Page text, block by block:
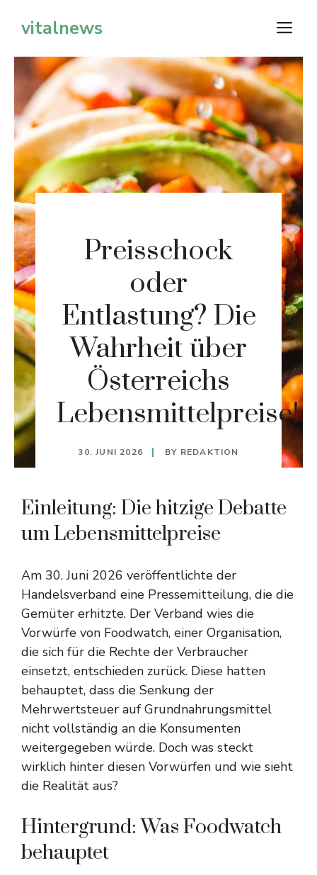
Inhaltvitalnews
Preisschock
oder
Entlastung? Die
Wahrheit über
Österreichs
Lebensmittelpreise!
30. JUNI 2026 BY REDAKTION
Einleitung: Die hitzige Debatte
um Lebensmittelpreise
Am 30. Juni 2026 veröffentlichte der
Handelsverband eine Pressemitteilung, die die
Gemüter erhitzte. Der Verband wies die
Vorwürfe von Foodwatch, einer Organisation,
die sich für die Rechte der Verbraucher
einsetzt, entschieden zurück. Diese hatten
behauptet, dass die Senkung der
Mehrwertsteuer auf Grundnahrungsmittel
nicht vollständig an die Konsumenten
weitergegeben würde. Doch was steckt
wirklich hinter diesen Vorwürfen und wie sieht
die Realität aus?
Hintergrund: Was Foodwatch
behauptet